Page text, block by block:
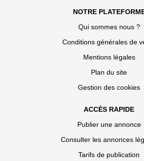
NOTRE
Qui sommes nous ?
Conditions générales de
Mentions légales
Plan du site
Gestion des cookies
ACCÈS RAPIDE
Publier une annonce
Consulter les annonces
Tarifs de publication